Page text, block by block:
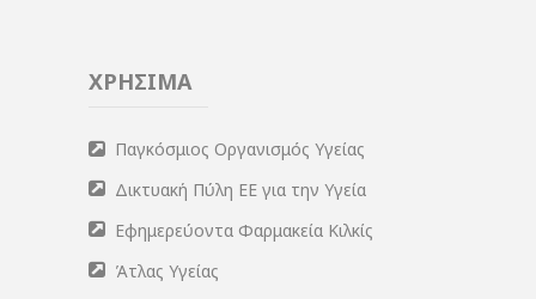
ΧΡΗΣΙΜΑ
Παγκόσμιος Οργανισμός Υγείας
Δικτυακή Πύλη ΕΕ για την Υγεία
Εφημερεύοντα Φαρμακεία Κιλκίς
Άτλας Υγείας